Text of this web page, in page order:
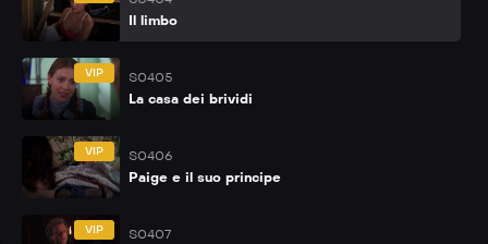
Il limbo
VIP
S0405
La casa dei brividi
VIP
S0406
Paige e il suo principe
VIP
S0407